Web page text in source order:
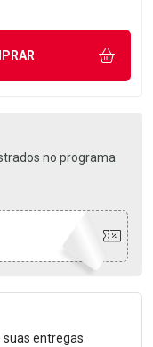
UNIDADE
no programa
suas entregas